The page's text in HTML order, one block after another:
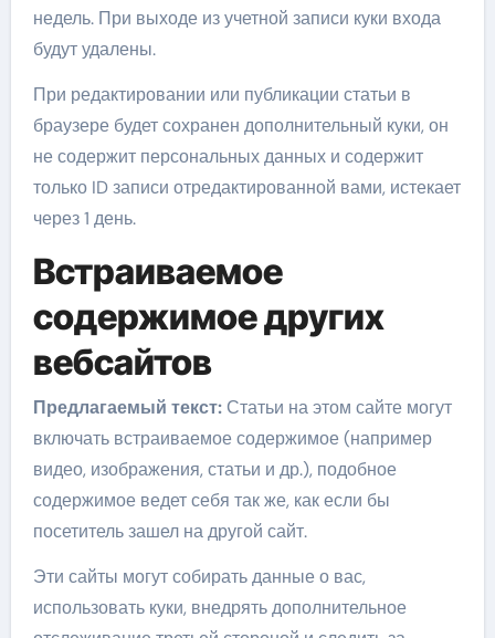
недель. При выходе из учетной записи куки входа
будут удалены.
При редактировании или публикации статьи в
браузере будет сохранен дополнительный куки, он
не содержит персональных данных и содержит
только ID записи отредактированной вами, истекает
через 1 день.
Встраиваемое
содержимое других
вебсайтов
Предлагаемый текст: Статьи на этом сайте могут
включать встраиваемое содержимое (например
видео, изображения, статьи и др.), подобное
содержимое ведет себя так же, как если бы
посетитель зашел на другой сайт.
Эти сайты могут собирать данные о вас,
использовать куки, внедрять дополнительное